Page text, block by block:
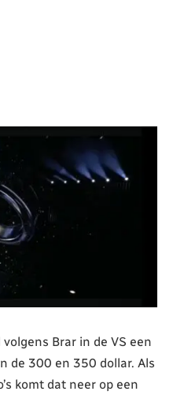
Brar in de VS een
de 300 en 350 dollar. Als
komt dat neer op een